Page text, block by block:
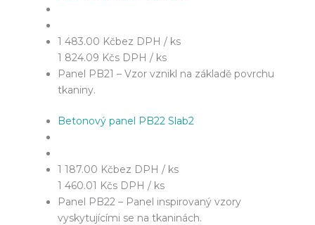
1 483.00 Kčbez DPH / ks
1 824.09 Kčs DPH / ks
Panel PB21 – Vzor vznikl na základě povrchu
tkaniny.
Betonový panel PB22 Slab2
1 187.00 Kčbez DPH / ks
1 460.01 Kčs DPH / ks
Panel PB22 – Panel inspirovaný vzory
vyskytujícími se na tkaninách.